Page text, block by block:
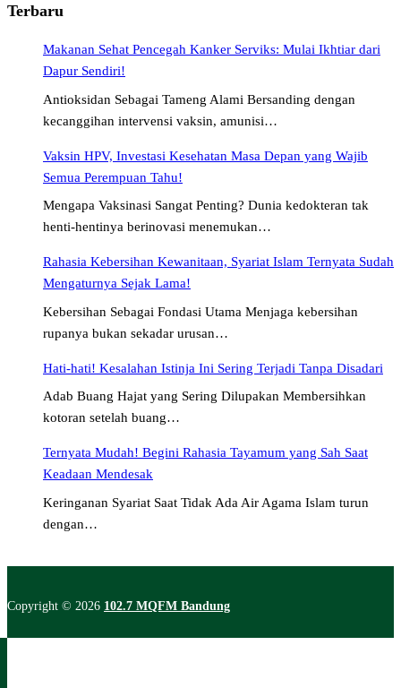
Terbaru
Makanan Sehat Pencegah Kanker Serviks: Mulai Ikhtiar dari
Dapur Sendiri!
Antioksidan Sebagai Tameng Alami Bersanding dengan
kecanggihan intervensi vaksin, amunisi…
Vaksin HPV, Investasi Kesehatan Masa Depan yang Wajib
Semua Perempuan Tahu!
Mengapa Vaksinasi Sangat Penting? Dunia kedokteran tak
henti-hentinya berinovasi menemukan…
Rahasia Kebersihan Kewanitaan, Syariat Islam Ternyata Sudah
Mengaturnya Sejak Lama!
Kebersihan Sebagai Fondasi Utama Menjaga kebersihan
rupanya bukan sekadar urusan…
Hati-hati! Kesalahan Istinja Ini Sering Terjadi Tanpa Disadari
Adab Buang Hajat yang Sering Dilupakan Membersihkan
kotoran setelah buang…
Ternyata Mudah! Begini Rahasia Tayamum yang Sah Saat
Keadaan Mendesak
Keringanan Syariat Saat Tidak Ada Air Agama Islam turun
dengan…
Copyright © 2026 102.7 MQFM Bandung